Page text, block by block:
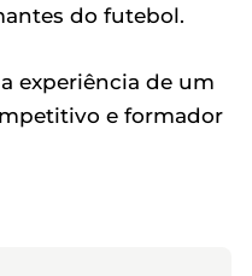
do futebol.
experiência de um
e formador